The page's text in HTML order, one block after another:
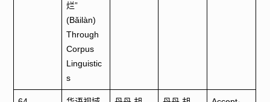
烂”
(Bǎilàn)
Through
Corpus
Linguistic
s